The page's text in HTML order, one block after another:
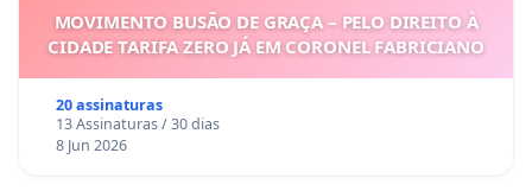
MOVIMENTO BUSÃO DE GRAÇA – PELO DIREITO À
CIDADE TARIFA ZERO JÁ EM CORONEL FABRICIANO
20 assinaturas
13 Assinaturas / 30 dias
8 Jun 2026